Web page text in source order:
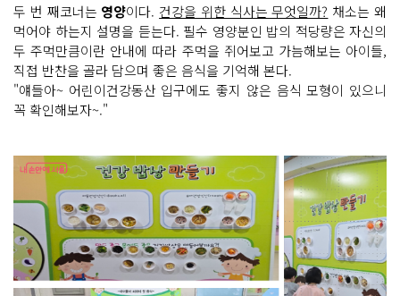
두 번 째코너는 영양이다. 건강을 위한 식사는 무엇일까? 채소는 왜
먹어야 하는지 설명을 듣는다. 필수 영양분인 밥의 적당량은 자신의
두 주먹만큼이란 안내에 따라 주먹을 쥐어보고 가늠해보는 아이들,
직접 반찬을 골라 담으며 좋은 음식을 기억해 본다.
"얘들아~ 어린이건강동산 입구에도 좋지 않은 음식 모형이 있으니
꼭 확인해보자~."